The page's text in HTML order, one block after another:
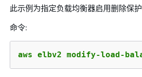
此示例为指定负载均衡器启用删除保护
命令:
aws elbv2 modify-load-